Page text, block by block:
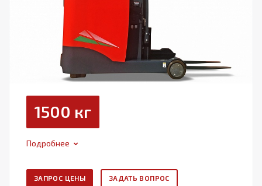
1500 кг
Подробнее
ЗАПРОС ЦЕНЫ ЗАДАТЬ ВОПРОС